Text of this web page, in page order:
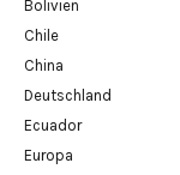
Bolivien
Chile
China
Deutschland
Ecuador
Europa